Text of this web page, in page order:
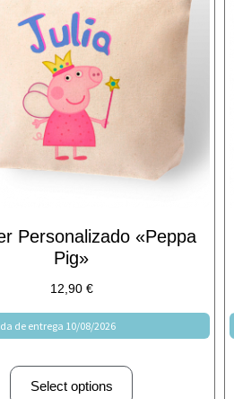
Personalizado «Peppa
Pig»
12,90 €
de entrega 10/08/2026
Select options